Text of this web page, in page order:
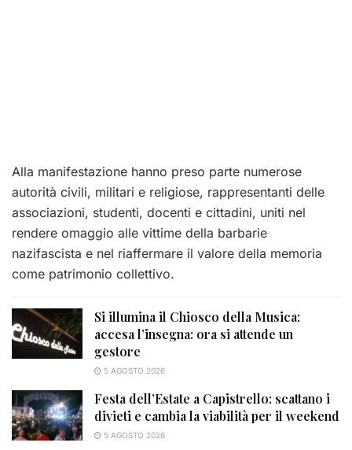
Alla manifestazione hanno preso parte numerose
autorità civili, militari e religiose, rappresentanti delle
associazioni, studenti, docenti e cittadini, uniti nel
rendere omaggio alle vittime della barbarie
nazifascista e nel riaffermare il valore della memoria
come patrimonio collettivo.
Si illumina il Chiosco della Musica:
accesa l’insegna: ora si attende un
gestore
5 AGOSTO 2026
Festa dell’Estate a Capistrello: scattano i
divieti e cambia la viabilità per il weekend
5 AGOSTO 2026